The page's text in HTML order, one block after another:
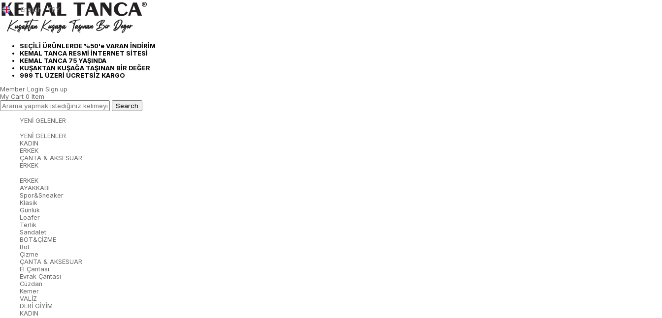
SEÇİLİ ÜRÜNLERDE %50'e VARAN İNDİRİM
KEMAL TANCA RESMİ İNTERNET SİTESİ
KEMAL TANCA 75 YAŞINDA
KUŞAKTAN KUŞAĞA TAŞINAN BİR DEĞER
999 TL ÜZERİ ÜCRETSİZ KARGO
English - TRY
Member Login Sign up
My Cart 0 Item
YENİ GELENLER
YENİ GELENLER
KADIN
ERKEK
ÇANTA & AKSESUAR
ERKEK
ERKEK
AYAKKABI
Spor&Sneaker
Klasik
Günlük
Loafer
Terlik
Sandalet
BOT&ÇİZME
Bot
Çizme
ÇANTA & AKSESUAR
El Çantası
Evrak Çantası
Cüzdan
Kemer
VALİZ
DERİ GİYİM
KADIN